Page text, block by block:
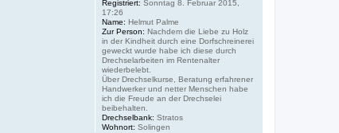
Registriert: Sonntag 8. Februar 2015,
17:26
Name: Helmut Palme
Zur Person: Nachdem die Liebe zu Holz
in der Kindheit durch eine Dorfschreinerei
geweckt wurde habe ich diese durch
Drechselarbeiten im Rentenalter
wiederbelebt.
Über Drechselkurse, Beratung erfahrener
Handwerker und netter Menschen habe
ich die Freude an der Drechselei
beibehalten.
Drechselbank: Stratos
Wohnort: Solingen